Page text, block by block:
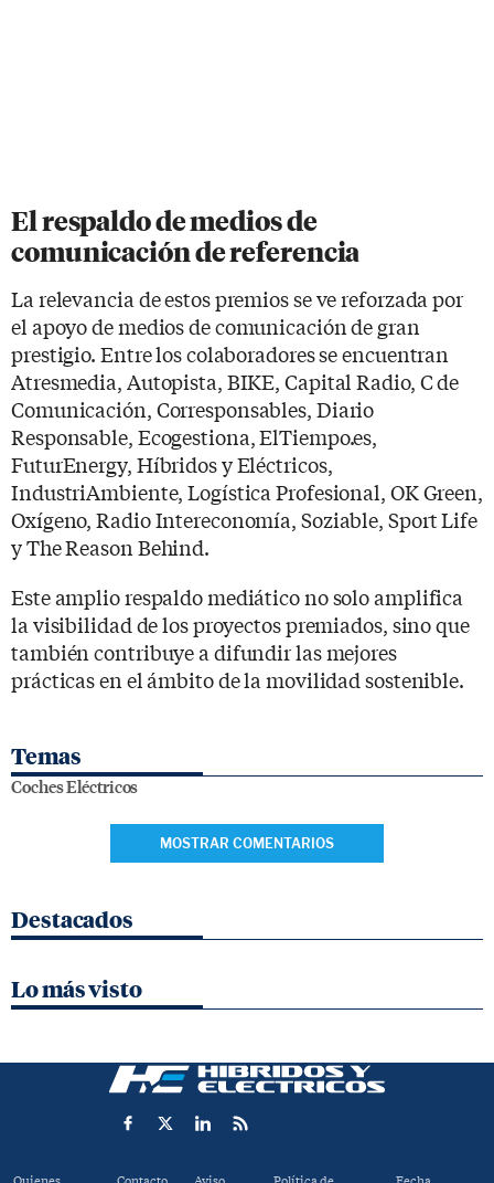
El respaldo de medios de
comunicación de referencia
La relevancia de estos premios se ve reforzada por
el apoyo de medios de comunicación de gran
prestigio. Entre los colaboradores se encuentran
Atresmedia, Autopista, BIKE, Capital Radio, C de
Comunicación, Corresponsables, Diario
Responsable, Ecogestiona, ElTiempo.es,
FuturEnergy, Híbridos y Eléctricos,
IndustriAmbiente, Logística Profesional, OK Green,
Oxígeno, Radio Intereconomía, Soziable, Sport Life
y The Reason Behind.
Este amplio respaldo mediático no solo amplifica
la visibilidad de los proyectos premiados, sino que
también contribuye a difundir las mejores
prácticas en el ámbito de la movilidad sostenible.
Temas
Coches Eléctricos
MOSTRAR COMENTARIOS
Destacados
Lo más visto